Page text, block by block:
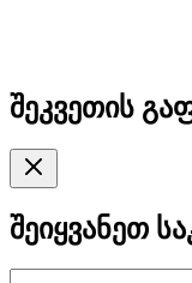
შეკვეთის
შეიყვანეთ